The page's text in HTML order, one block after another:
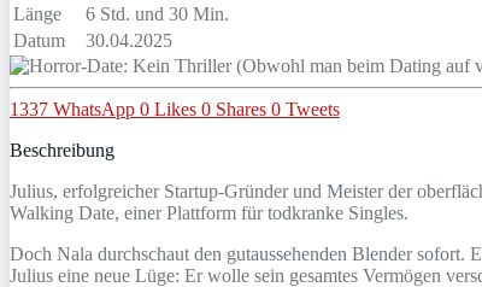
Länge
6 Std. und 30 Min.
Datum
30.04.2025
1337 WhatsApp 0 Likes 0 Shares 0 Tweets
Beschreibung
Julius, erfolgreicher Startup-Gründer und Meister der
Walking Date, einer Plattform für todkranke Singles.
Doch Nala durchschaut den gutaussehenden Blender
Julius eine neue Lüge: Er wolle sein gesamtes Vermögen